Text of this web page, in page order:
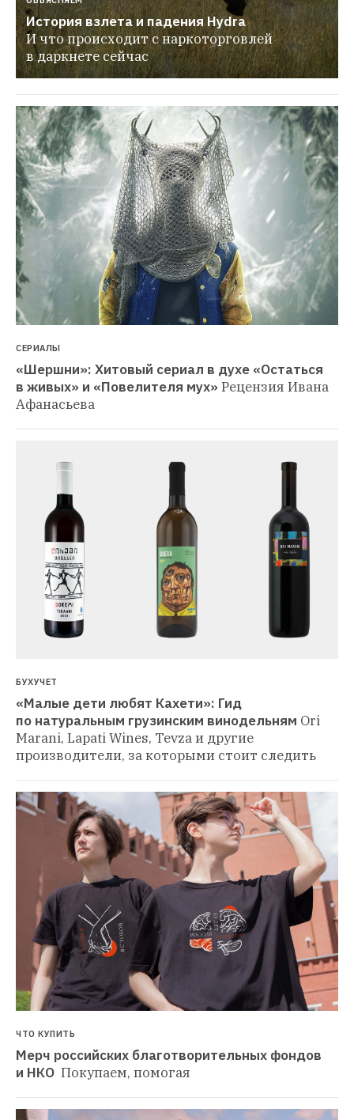
История взлета и падения Hydra
И что происходит с наркоторговлей
в даркнете сейчас
СЕРИАЛЫ
«Шершни»: Хитовый сериал в духе «Остаться
в живых» и «Повелителя мух» Рецензия Ивана
Афанасьева
БУХУЧЕТ
«Малые дети любят Кахети»: Гид
по натуральным грузинским винодельням Ori
Marani, Lapati Wines, Tevza и другие
производители, за которыми стоит следить
ЧТО КУПИТЬ
Мерч российских благотворительных фондов
и НКО Покупаем, помогая